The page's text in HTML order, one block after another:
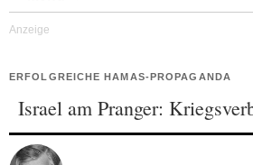
ERFOLGREICHE HAMAS-PROPAGANDA
Israel am Pranger: